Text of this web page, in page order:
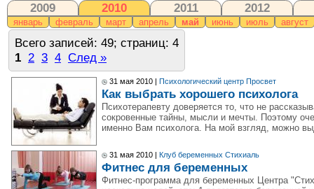
2009 2010 2011 2012
январь февраль март апрель май июнь июль август
Всего записей: 49; страниц: 4
1 2 3 4 След »
31 мая 2010 | Психологический центр Просвет
Как выбрать хорошего психолога
Психотерапевту доверяется то, что не
сокровенные тайны, мысли и мечты. Поэтому
именно Вам психолога. На мой взгляд, можно
31 мая 2010 | Клуб беременных Стихиаль
Фитнес для беременных
Фитнес-программа для беременных Центра